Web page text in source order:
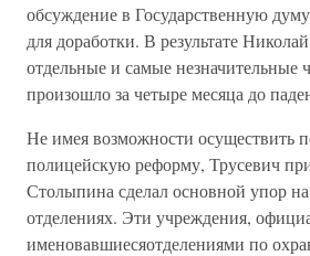
обсуждение в Государственную
для доработки. В результате
отдельные и самые незначительные
произошло за четыре месяца до
Не имея возможности осуществить
полицейскую реформу, Трусевич
Столыпина сделал основной упор
отделениях. Эти учреждения,
именовавшиесяотделениями по